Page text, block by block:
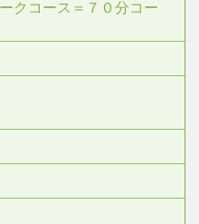
クコース＝７０分コー